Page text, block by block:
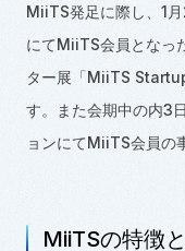
MiiTS発足に際し、1
にてMiiTS会員となっ
ター展「MiiTS
す。また会期中の内3
ョンにてMiiTS会員の
MiiTSの特徴